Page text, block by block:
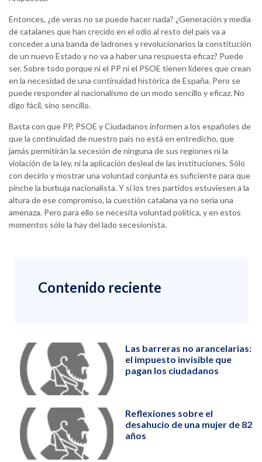
Entonces, ¿de veras no se puede hacer nada? ¿Generación y media
de catalanes que han crecido en el odio al resto del país va a
conceder a una banda de ladrones y revolucionarios la constitución
de un nuevo Estado y no va a haber una respuesta eficaz? Puede
ser. Sobre todo porque ni el PP ni el PSOE tienen líderes que crean
en la necesidad de una continuidad histórica de España. Pero se
puede responder al nacionalismo de un modo sencillo y eficaz. No
digo fácil, sino sencillo.
Basta con que PP, PSOE y Ciudadanos informen a los españoles de
que la continuidad de nuestro país no está en entredicho, que
jamás permitirán la secesión de ninguna de sus regiones ni la
violación de la ley, ni la aplicación desleal de las instituciones. Sólo
con decirlo y mostrar una voluntad conjunta es suficiente para que
pinche la burbuja nacionalista. Y si los tres partidos estuviesen a la
altura de ese compromiso, la cuestión catalana ya no sería una
amenaza. Pero para ello se necesita voluntad política, y en estos
momentos sólo la hay del lado secesionista.
Contenido reciente
Las barreras no arancelarias:
el impuesto invisible que
pagan los ciudadanos
Reflexiones sobre el
desahucio de una mujer de 82
años